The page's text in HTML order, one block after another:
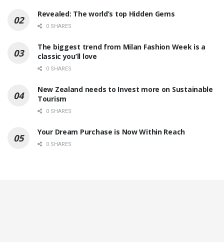
Revealed: The world’s top Hidden Gems
0 SHARES
The biggest trend from Milan Fashion Week is a
classic you’ll love
0 SHARES
New Zealand needs to Invest more on Sustainable
Tourism
0 SHARES
Your Dream Purchase is Now Within Reach
0 SHARES